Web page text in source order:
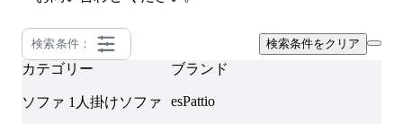
検索条件： 検索条件をクリア
カテゴリー
ソファ 1人掛けソファ
ブランド
esPattio